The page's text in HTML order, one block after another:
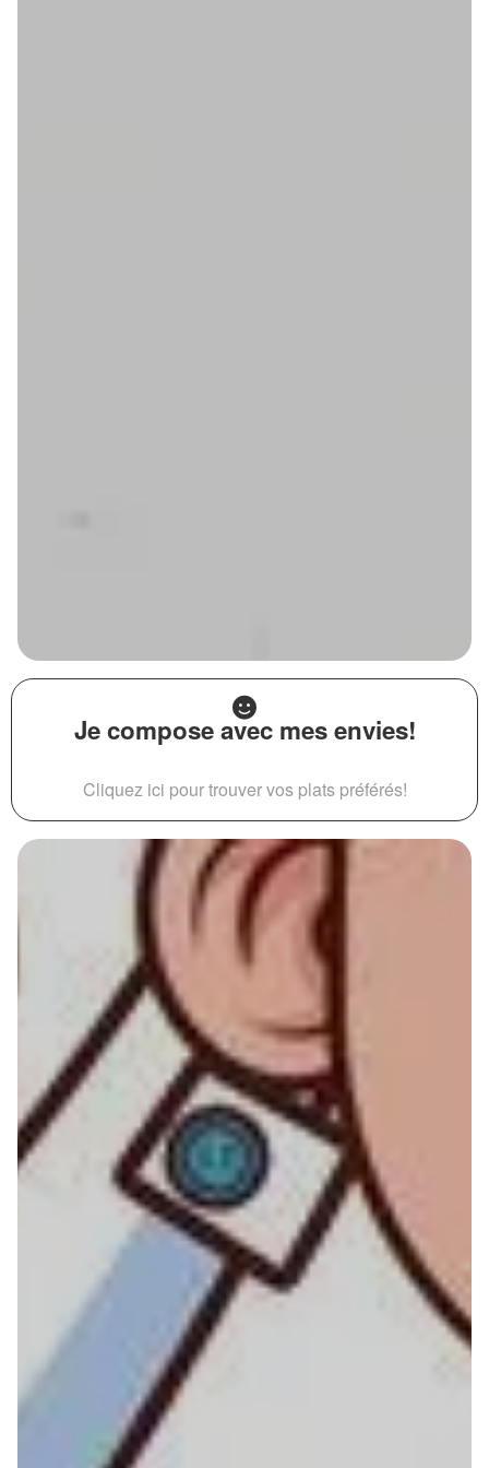
Je compose avec mes envies!
Cliquez ici pour trouver vos plats préférés!